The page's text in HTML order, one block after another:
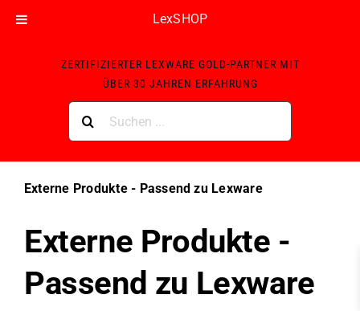
LexSHOP
ZERTIFIZIERTER LEXWARE GOLD-PARTNER MIT
ÜBER 30 JAHREN ERFAHRUNG
nach:
Externe Produkte - Passend zu Lexware
Externe Produkte -
Passend zu Lexware